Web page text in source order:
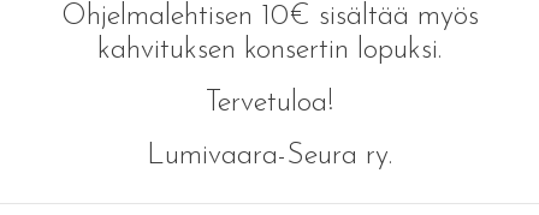
Ohjelmalehtisen 10€ sisältää myös
kahvituksen konsertin lopuksi.
Tervetuloa!
Lumivaara-Seura ry.